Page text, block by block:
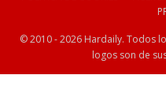
© 2010 - 2026 Hardaily. Todos
logos son de